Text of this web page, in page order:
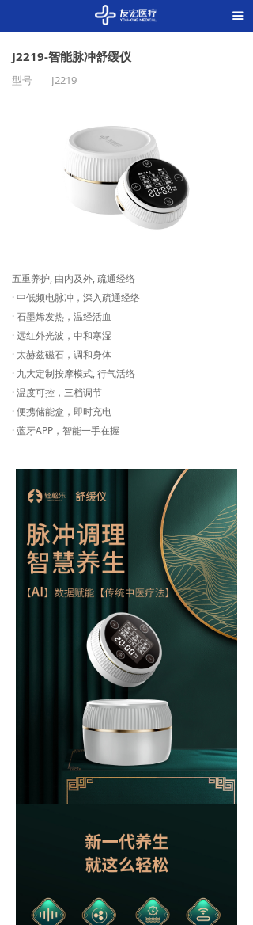
끀
J2219-智能脉冲舒缓仪
五重养护, 由内及外, 疏通经络
· 中低频电脉冲，深入疏通经络
· 石墨烯发热，温经活血
· 远红外光波，中和寒湿
· 太赫兹磁石，调和身体
· 九大定制按摩模式, 行气活络
· 温度可控，三档调节
· 便携储能盒，即时充电
· 蓝牙APP，智能一手在握
型号 J2219